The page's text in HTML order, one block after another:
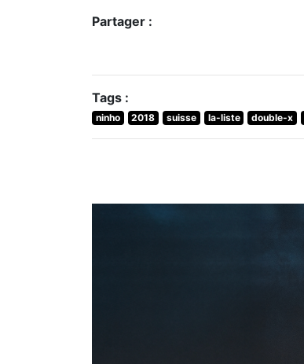
Partager :
Tags :
ninho 2018 suisse la-liste double-x